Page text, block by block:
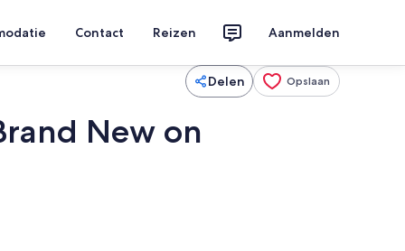
Contact Reizen Aanmelden
Delen Opslaan
New on